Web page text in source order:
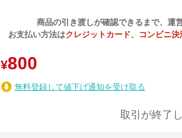
商品の引き渡しが確認できるまで、運
お支払い方法はクレジットカード、 コンビニ決
¥800
無料登録して値下げ通知を受け取る
取引が終了